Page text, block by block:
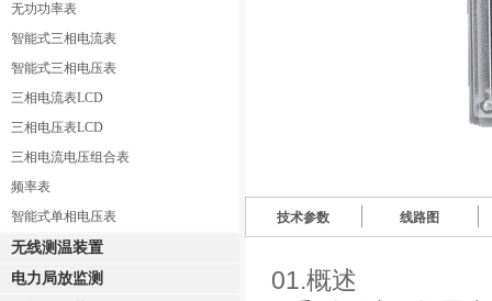
无功功率表
智能式三相电流表
智能式三相电压表
三相电流表LCD
三相电压表LCD
三相电流电压组合表
频率表
智能式单相电压表
无线测温装置
电力局放监测
技术参数 线路图
01.概述